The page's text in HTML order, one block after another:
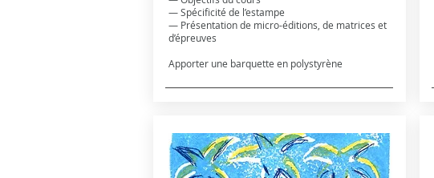
— Spécificité de l’estampe
— Présentation de micro-éditions, de matrices et
d’épreuves
Apporter une barquette en polystyrène